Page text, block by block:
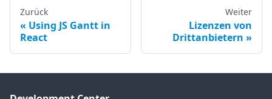
Zurück
Using JS Gantt in
React
Weiter
Lizenzen von
Drittanbietern